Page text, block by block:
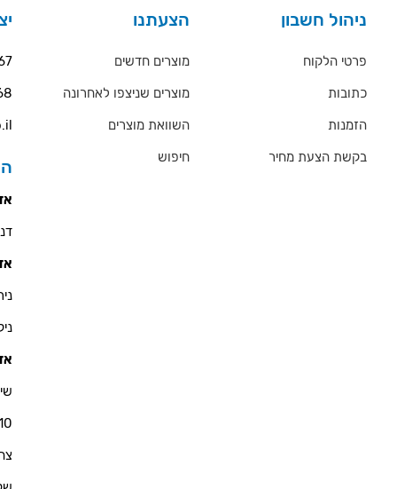
ניהול חשבון
פרטי הלקוח
כתובות
הזמנות
בקשת הצעת מחיר
הצעתנו
מוצרים חדשים
מוצרים שניצפו לאחרונה
השוואת מוצרים
חיפוש
ניר -
צחי -